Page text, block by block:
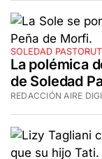
SOLEDAD
La polémica
de Soledad
REDACCIÓN AIRE